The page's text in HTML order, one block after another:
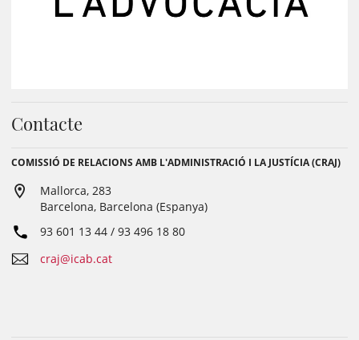
Contacte
COMISSIÓ DE RELACIONS AMB L'ADMINISTRACIÓ I LA JUSTÍCIA (CRAJ)
Mallorca, 283
Barcelona, Barcelona (Espanya)
93 601 13 44 / 93 496 18 80
craj@icab.cat